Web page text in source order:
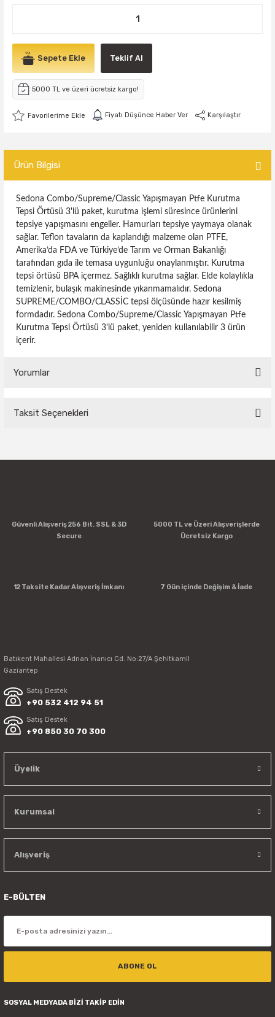
Sepete Ekle Teklif Al
5000 TL ve üzeri ücretsiz kargo!
Fiyatı Düşünce Haber Ver Karşılaştır
Ürün Bilgisi
Sedona Combo/Supreme/Classic Yapışmayan Ptfe Kurutma
Tepsi Örtüsü 3'lü paket, kurutma işlemi süresince ürünlerini
tepsiye yapışmasını engeller. Hamurları tepsiye yaymaya olanak
sağlar. Teflon tavaların da kaplandığı malzeme olan PTFE,
Amerika’da FDA ve Türkiye’de Tarım ve Orman Bakanlığı
tarafından gıda ile temasa uygunluğu onaylanmıştır. Kurutma
tepsi örtüsü BPA içermez. Sağlıklı kurutma sağlar. Elde kolaylıkla
temizlenir, bulaşık makinesinde yıkanmamalıdır. Sedona
SUPREME/COMBO/CLASSİC tepsi ölçüsünde hazır kesilmiş
formdadır. Sedona Combo/Supreme/Classic Yapışmayan Ptfe
Kurutma Tepsi Örtüsü 3'lü paket, yeniden kullanılabilir 3 ürün
içerir.
Yorumlar
Yorum Yaz
Taksit Seçenekleri
Güvenli Alışveriş 256 Bit. SSL & 3D
Secure
5000 TL ve Üzeri Alışverişlerde
Ücretsiz Kargo
12 Taksite Kadar Alışveriş İmkanı 7 Gün içinde Değişim & İade
Batıkent Mahallesi Adnan İnanıcı Cd. No:27/A Şehitkamil
Gaziantep
Satış Destek
+90 532 412 94 51
Satış Destek
+90 850 30 70 300
Üyelik
Kurumsal
Alışveriş
E-BÜLTEN
ABONE OL
SOSYAL MEDYADA BİZİ TAKİP EDİN